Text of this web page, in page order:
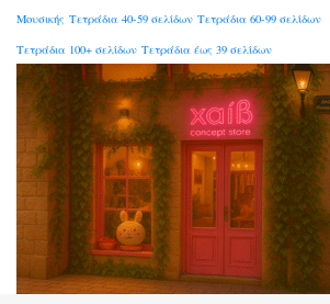
Μουσικής Τετράδια 40-59 σελίδων Τετράδια 60-99 σελίδων
Τετράδια 100+ σελίδων Τετράδια έως 39 σελίδων